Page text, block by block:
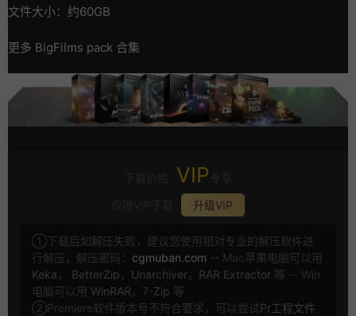
文件大小：约60GB
更多 BigFilms pack 合集
VIP
升级VIP
①下载后如解压失败，建议您使用相对专业的解压软件进
行解压，解压密码： cgmuban.com -- Mac苹果电脑可以用
Keka ， BetterZip ， Unarchiver， RAR Extractor 等 -- Win
电脑可以用 WinRAR ， 7-Zip 等
②Premiere软件版本号不符合要求，可以尝试Pr工程文件